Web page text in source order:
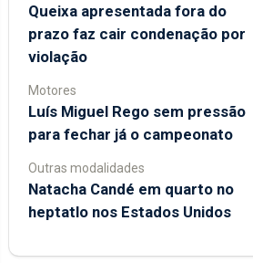
Queixa apresentada fora do
prazo faz cair condenação por
violação
Motores
Luís Miguel Rego sem pressão
para fechar já o campeonato
Outras modalidades
Natacha Candé em quarto no
heptatlo nos Estados Unidos